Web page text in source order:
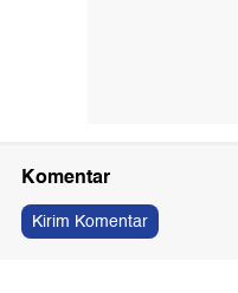
Komentar
Kirim Komentar